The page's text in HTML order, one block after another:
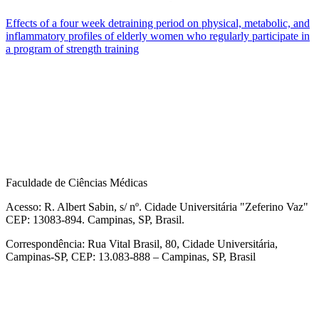
Effects of a four week detraining period on physical, metabolic, and
inflammatory profiles of elderly women who regularly participate in
a program of strength training
Faculdade de Ciências Médicas
Acesso: R. Albert Sabin, s/ nº. Cidade Universitária "Zeferino Vaz"
CEP: 13083-894. Campinas, SP, Brasil.
Correspondência: Rua Vital Brasil, 80, Cidade Universitária,
Campinas-SP, CEP: 13.083-888 – Campinas, SP, Brasil